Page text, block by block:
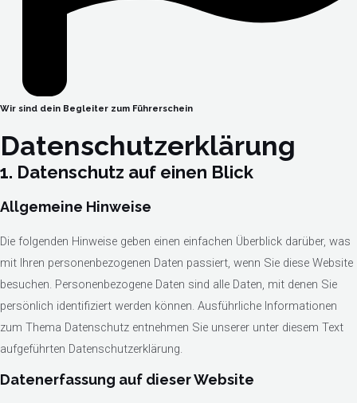
Wir sind dein Begleiter zum Führerschein
Datenschutzerklärung
1. Datenschutz auf einen Blick
Allgemeine Hinweise
Die folgenden Hinweise geben einen einfachen Überblick darüber, was
mit Ihren personenbezogenen Daten passiert, wenn Sie diese Website
besuchen. Personenbezogene Daten sind alle Daten, mit denen Sie
persönlich identifiziert werden können. Ausführliche Informationen
zum Thema Datenschutz entnehmen Sie unserer unter diesem Text
aufgeführten Datenschutzerklärung.
Datenerfassung auf dieser Website